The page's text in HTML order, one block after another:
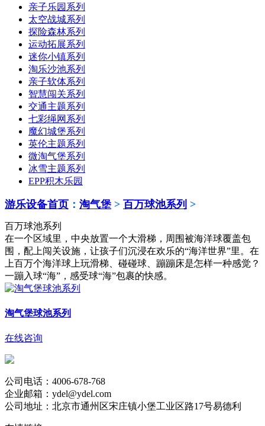
亲子乐园系列
太空战城系列
探险森林系列
运动拓展系列
迷你小镇系列
淘乐沙池系列
亲子软体系列
智慧闯关系列
交通主题系列
七彩绳网系列
魔幻城堡系列
英伦主题系列
微淘气堡系列
冰雪主题系列
EPP积木乐园
游乐设备首页 ： 淘气堡 > 百万球池系列 >
百万球池系列
在一个区域里，中央放置一个大滑梯，周围被海洋球覆盖包
围，配上闯关设施，让孩子们沉浸在欢乐的“海洋世界”里。在
上百万个海洋球上玩滑梯、碰碰球、蹦蹦床是怎样一种感觉？
一蹦入球“海”，感受球“海”包裹的快感。
淘气堡球池系列
在线咨询
公司电话：4006-678-768
企业邮箱：ydel@ydel.com
公司地址：北京市通州区宋庄镇小堡工业区路17号易德利